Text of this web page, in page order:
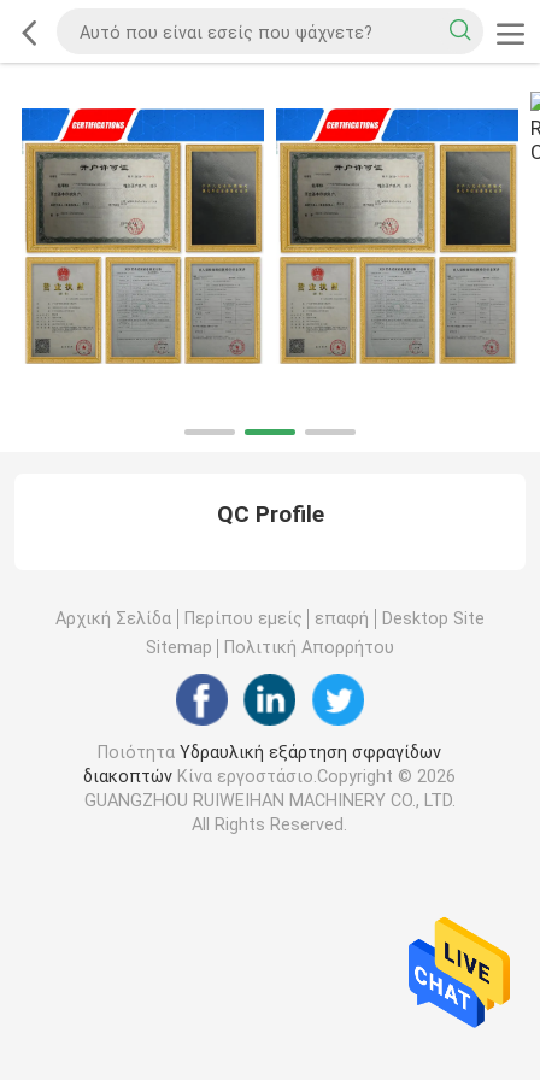
QC Profile
Αρχική Σελίδα Περίπου εμείς επαφή
Desktop Site
Sitemap
Πολιτική Απορρήτου
ΠοιότηταΥδραυλική εξάρτηση σφραγίδων
διακοπτών Κίνα εργοστάσιο.Copyright © 2026
GUANGZHOU RUIWEIHAN MACHINERY CO., LTD.
All Rights Reserved.